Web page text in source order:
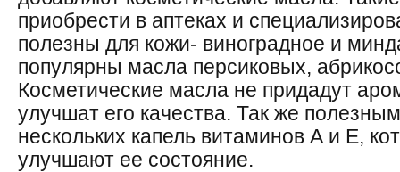
приобрести в аптеках и
полезны для кожи- виноградное и
популярны масла персиковых,
Косметические масла не придадут
улучшат его качества. Так же
нескольких капель витаминов А и Е,
улучшают ее состояние.